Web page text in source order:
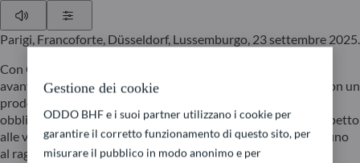
Parigi, Francoforte, Düsseldorf, Lussemburgo, 23 settembre 2025.
Con ODDO BHF Global Target 2031, ODDO BHF AM porta
avanti lo sviluppo della propria gamma di fondi a scadenza, con un
prodotto che investe in un portafoglio diversificato di
obbligazioni high yield. Il fondo introduce un’innovazione rispetto
alle versioni precedenti, restando aperto alla sottoscrizione fino
al raggiungimento della sua scadenza.
Gestione dei cookie
ODDO BHF e i suoi partner utilizzano i cookie per
garantire il corretto funzionamento di questo sito, per
misurare il pubblico in modo anonimo e per